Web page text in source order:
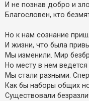
И не познав добро и
Благословен, кто
Но к нам сознание
И жизни, что была
Мы изменили. Мир
Но месту в нем ведется
Мы стали разными.
Как бы наборы общих
Существовали